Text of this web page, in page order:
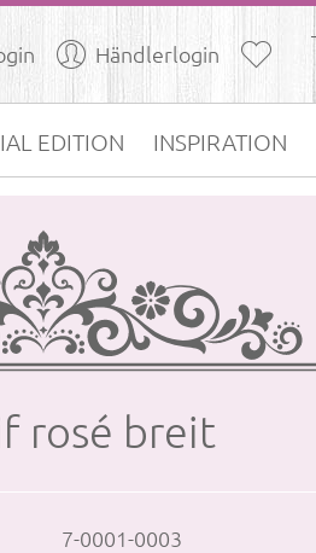
Händlerlogin
EDITION INSPIRATION
rosé breit
7-0001-0003